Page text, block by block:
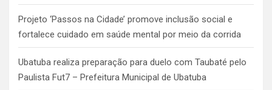
Projeto ‘Passos na Cidade’ promove inclusão social e
fortalece cuidado em saúde mental por meio da corrida
Ubatuba realiza preparação para duelo com Taubaté pelo
Paulista Fut7 – Prefeitura Municipal de Ubatuba